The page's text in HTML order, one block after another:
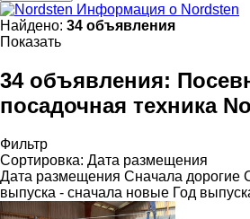
Информация о Nordsten
Найдено: 34 объявления
Показать
34 объявления:
посадочная техника
Фильтр
Сортировка: Дата размещения
Дата размещения Сначала дорогие
выпуска - сначала новые Год